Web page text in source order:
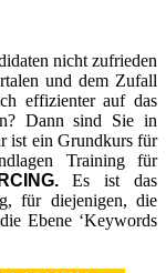
nicht zufrieden
und dem Zufall
effizienter auf das
Dann sind Sie in
ist ein Grundkurs für
Training für
Es ist das
für diejenigen, die
Ebene ‘Keywords